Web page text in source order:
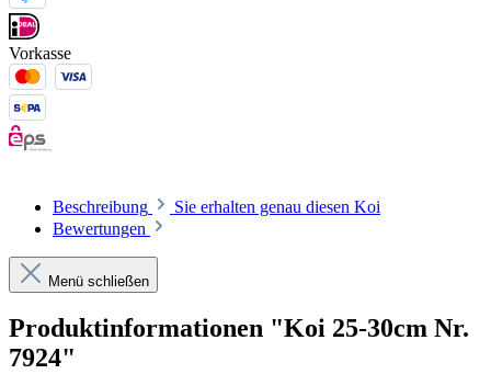
Vorkasse
Beschreibung
Sie erhalten genau diesen Koi
Bewertungen
Menü schließen
Produktinformationen "Koi 25-30cm Nr.
7924"